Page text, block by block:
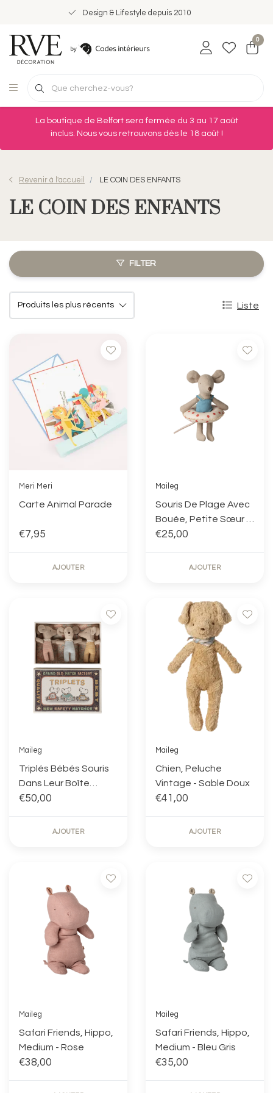
Design & Lifestyle depuis 2010
0
La boutique de Belfort sera fermée du 3 au 17 août
inclus. Nous vous retrouvons dès le 18 août !
Revenir à l'accueil LE COIN DES ENFANTS
LE COIN DES ENFANTS
FILTER
Liste
Meri Meri
Carte Animal Parade
€7,95
AJOUTER
Maileg
Souris De Plage Avec
Bouée, Petite Sœur -
Points Rouges
€25,00
AJOUTER
Maileg
Triplés Bébés Souris
Dans Leur Boîte
Assortie - Vichy
€50,00
AJOUTER
Maileg
Chien, Peluche
Vintage - Sable Doux
€41,00
AJOUTER
Maileg
Safari Friends, Hippo,
Medium - Rose
€38,00
Maileg
Safari Friends, Hippo,
Medium - Bleu Gris
€35,00